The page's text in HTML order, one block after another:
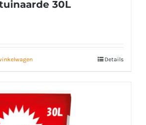
30L
Details